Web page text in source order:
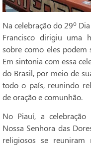
Na celebração do 29º
Francisco dirigiu uma
sobre como eles podem
Em sintonia com essa
do Brasil, por meio de
todo o país, reunindo
de oração e comunhão.
No Piauí, a
Nossa Senhora das
religiosos se reuniram